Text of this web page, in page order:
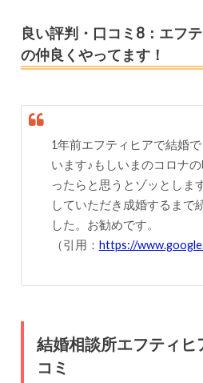
良い評判・口コミ8：エフ
の仲良くやってます！
1年前エフティヒアで結婚
います♪もしいまのコロナ
ったらと思うとゾッとし
していただき成婚するまで
した。お勧めです。
（引用： https://
結婚相談所エフティヒ
コミ